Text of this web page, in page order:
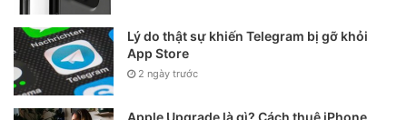
Lý do thật sự khiến Telegram bị gỡ khỏi
App Store
2 ngày trước
Apple Upgrade là gì? Cách thuê iPhone,